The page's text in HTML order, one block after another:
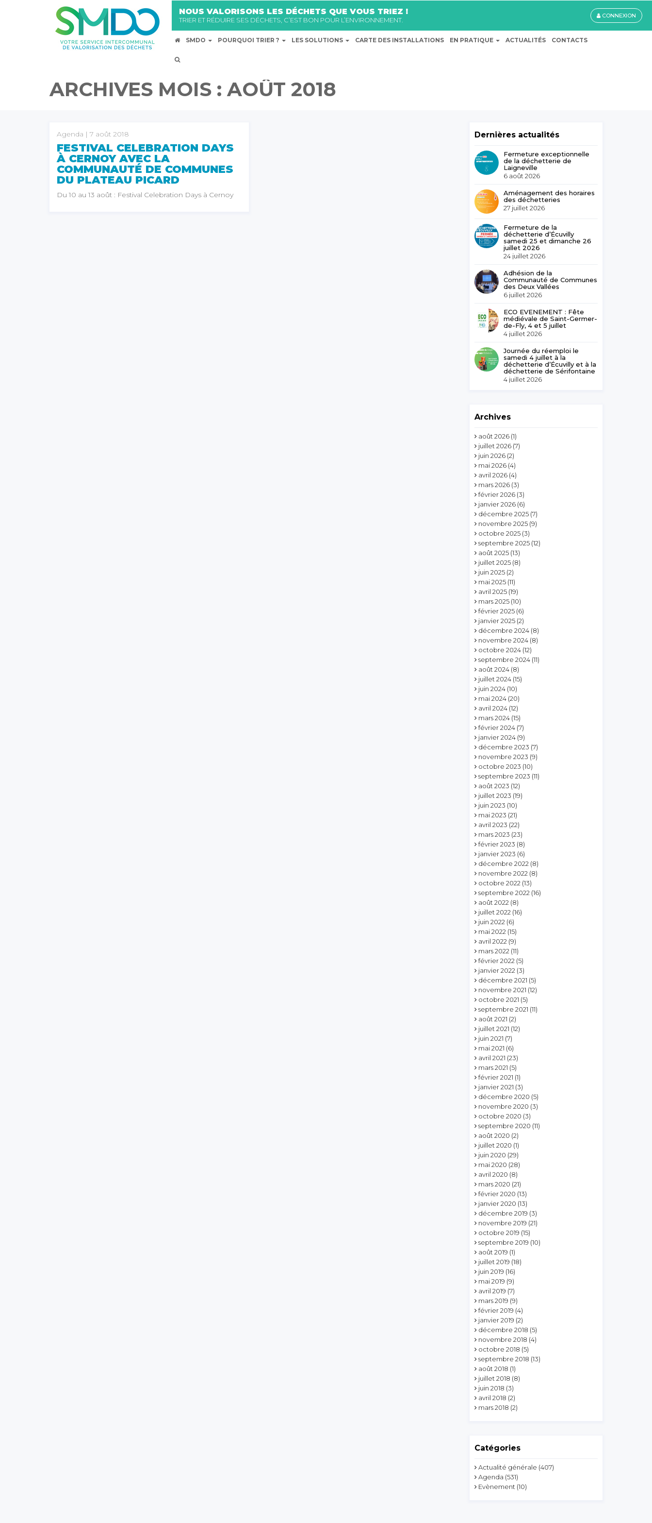
NOUS VALORISONS LES DÉCHETS QUE VOUS TRIEZ !
TRIER ET RÉDUIRE SES DÉCHETS, C’EST BON POUR L’ENVIRONNEMENT.
SMDO POURQUOI TRIER ? LES SOLUTIONS CARTE DES INSTALLATIONS EN PRATIQUE ACTUALITÉS CONTACTS
CONNEXION
ARCHIVES MOIS : AOÛT 2018
Agenda | 7 août 2018
FESTIVAL CELEBRATION DAYS
À CERNOY AVEC LA
COMMUNAUTÉ DE COMMUNES
DU PLATEAU PICARD
Du 10 au 13 août : Festival Celebration Days à Cernoy
Dernières actualités
Fermeture exceptionnelle
de la déchetterie de
Laigneville
6 août 2026
Aménagement des horaires
des déchetteries
27 juillet 2026
Fermeture de la
déchetterie d’Écuvilly
samedi 25 et dimanche 26
juillet 2026
24 juillet 2026
Adhésion de la
Communauté de Communes
des Deux Vallées
6 juillet 2026
ECO EVENEMENT : Fête
médiévale de Saint-Germer-
de-Fly, 4 et 5 juillet
4 juillet 2026
Journée du réemploi le
samedi 4 juillet à la
déchetterie d’Écuvilly et à la
déchetterie de Sérifontaine
4 juillet 2026
Archives
août 2026 (1)
juillet 2026 (7)
juin 2026 (2)
mai 2026 (4)
avril 2026 (4)
mars 2026 (3)
février 2026 (3)
janvier 2026 (6)
décembre 2025 (7)
novembre 2025 (9)
octobre 2025 (3)
septembre 2025 (12)
août 2025 (13)
juillet 2025 (8)
juin 2025 (2)
mai 2025 (11)
avril 2025 (19)
mars 2025 (10)
février 2025 (6)
janvier 2025 (2)
décembre 2024 (8)
novembre 2024 (8)
octobre 2024 (12)
septembre 2024 (11)
août 2024 (8)
juillet 2024 (15)
juin 2024 (10)
mai 2024 (20)
avril 2024 (12)
mars 2024 (15)
février 2024 (7)
janvier 2024 (9)
décembre 2023 (7)
novembre 2023 (9)
octobre 2023 (10)
septembre 2023 (11)
août 2023 (12)
juillet 2023 (19)
juin 2023 (10)
mai 2023 (21)
avril 2023 (22)
mars 2023 (23)
février 2023 (8)
janvier 2023 (6)
décembre 2022 (8)
novembre 2022 (8)
octobre 2022 (13)
septembre 2022 (16)
août 2022 (8)
juillet 2022 (16)
juin 2022 (6)
mai 2022 (15)
avril 2022 (9)
mars 2022 (11)
février 2022 (5)
janvier 2022 (3)
décembre 2021 (5)
novembre 2021 (12)
octobre 2021 (5)
septembre 2021 (11)
août 2021 (2)
juillet 2021 (12)
juin 2021 (7)
mai 2021 (6)
avril 2021 (23)
mars 2021 (5)
février 2021 (1)
janvier 2021 (3)
décembre 2020 (5)
novembre 2020 (3)
octobre 2020 (3)
septembre 2020 (11)
août 2020 (2)
juillet 2020 (1)
juin 2020 (29)
mai 2020 (28)
avril 2020 (8)
mars 2020 (21)
février 2020 (13)
janvier 2020 (13)
décembre 2019 (3)
novembre 2019 (21)
octobre 2019 (15)
septembre 2019 (10)
août 2019 (1)
juillet 2019 (18)
juin 2019 (16)
mai 2019 (9)
avril 2019 (7)
mars 2019 (9)
février 2019 (4)
janvier 2019 (2)
décembre 2018 (5)
novembre 2018 (4)
octobre 2018 (5)
septembre 2018 (13)
août 2018 (1)
juillet 2018 (8)
juin 2018 (3)
avril 2018 (2)
mars 2018 (2)
Catégories
Actualité générale (407)
Agenda (531)
Evènement (10)